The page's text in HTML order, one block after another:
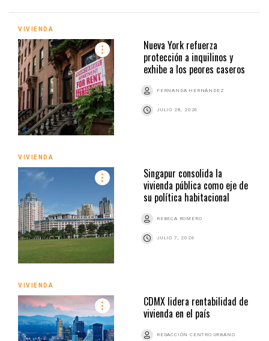
VIVIENDA
Nueva York refuerza
protección a inquilinos y
exhibe a los peores caseros
FERNANDA HERNÁNDEZ
JULIO 28, 2026
VIVIENDA
Singapur consolida la
vivienda pública como eje de
su política habitacional
REBECA ROMERO
JULIO 7, 2026
VIVIENDA
CDMX lidera rentabilidad de
vivienda en el país
REDACCIÓN CENTRO URBANO